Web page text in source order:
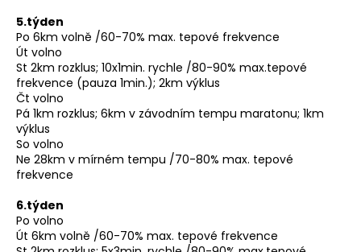
5.týden
Po 6km volně /60-70% max. tepové frekvence
Út volno
St 2km rozklus; 10x1min. rychle /80-90% max.tepové
frekvence (pauza 1min.); 2km výklus
Čt volno
Pá 1km rozklus; 6km v závodním tempu maratonu; 1km
výklus
So volno
Ne 28km v mírném tempu /70-80% max. tepové
frekvence
6.týden
Po volno
Út 6km volně /60-70% max. tepové frekvence